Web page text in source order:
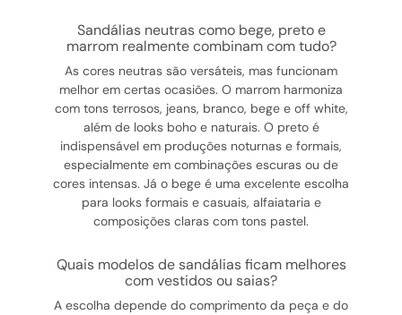
sandálias neutras como bege, preto e
marrom realmente combinam com tudo?
As cores neutras são versáteis, mas funcionam
melhor em certas ocasiões. O marrom harmoniza
com tons terrosos, jeans, branco, bege e off white,
além de looks boho e naturais. O preto é
indispensável em produções noturnas e formais,
especialmente em combinações escuras ou de
cores intensas. Já o bege é uma excelente escolha
para looks formais e casuais, alfaiataria e
composições claras com tons pastel.
quais modelos de sandálias ficam melhores
com vestidos ou saias?
A escolha depende do comprimento da peça e do